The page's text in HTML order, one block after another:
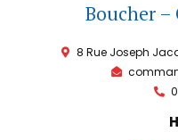
Boucher –
8 Rue Joseph